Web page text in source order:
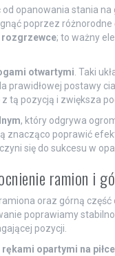
opanowania stania na
poprzez
rozgrzewce; to ważny
otwartymi . Taki
postawy
tą pozycją i zwiększa
, który odgrywa
znacząco poprawić
się do sukcesu w
ramion i
oraz górną część
poprawiamy
pozycji.
opartymi na piłce